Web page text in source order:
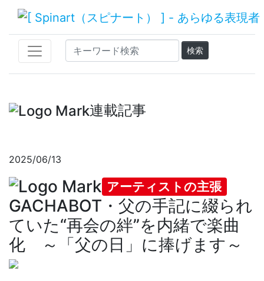
連載記事
2025/06/13
アーティストの主張
GACHABOT・父の手記に綴られ
ていた“再会の絆”を内緒で楽曲
化 ～「父の日」に捧げます～